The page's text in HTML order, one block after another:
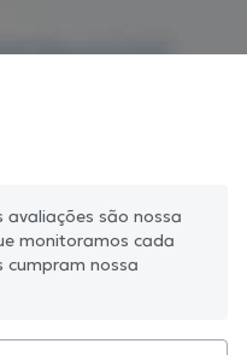
são nossa
monitoramos cada
cumpram nossa